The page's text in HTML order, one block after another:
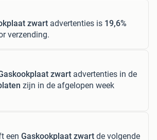
zwart advertenties is 19,6%
verzending.
zwart advertenties in de
zijn in de afgelopen week
een Gaskookplaat zwart de volgende